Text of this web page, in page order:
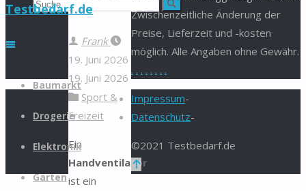
Suchen Suche
Testbedarf.de
Zum
springen
Baumarkt
Drogerie
Elektronik
Garten
Frank
19. Juni 2026
19. Juni 2026
Sport &
Freizeit
Ein
Handventilator
ist ein
Zwischenzeitliche Änderung der
Preise, Lieferzeit und -kosten
möglich. Alle Angaben ohne Gewähr.
. . . . . . . .
Impressum-
Datenschutz-
©2021 Testbedarf.de
Zurück